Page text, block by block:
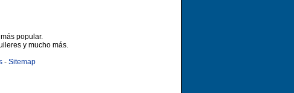
popular.
y mucho más.
- Sitemap